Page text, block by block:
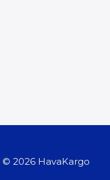
2026 HavaKargo